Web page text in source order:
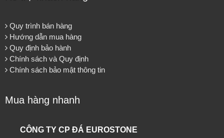
Quy trình bán hàng
Hướng dẫn mua hàng
Quy định bảo hành
Chính sách và Quy định
Chính sách bảo mật thông tin
Mua hàng nhanh
CÔNG TY CP ĐÁ EUROSTONE